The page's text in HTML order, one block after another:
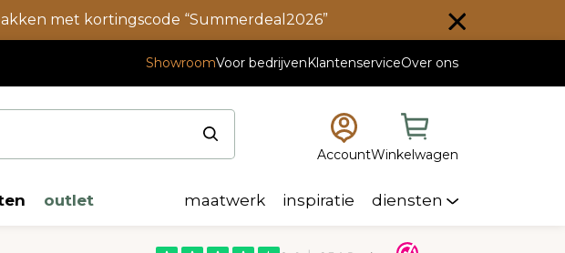
met kortingscode “Summerdeal2026”
ShowroomVoor bedrijvenKlantenserviceOver ons
AccountWinkelwagen
outlet maatwerk inspiratie diensten